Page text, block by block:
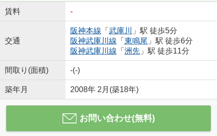
賃料 -
交通
阪神本線 「 武庫川
」駅 徒歩5分
阪神武庫川線 「 東鳴尾 」駅 徒歩6分
阪神武庫川線 「 洲先」駅 徒歩11分
間取り(面積) -(-)
築年月 2008年 2月(築18年)
お問い合わせ(無料)